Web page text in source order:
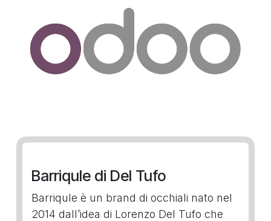
Barriqule di Del Tufo
Barriqule è un brand di occhiali nato nel
2014 dall’idea di Lorenzo Del Tufo che